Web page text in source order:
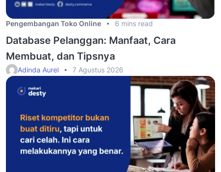
Pengembangan Toko Online 6 mins read
Database Pelanggan: Manfaat, Cara
Membuat, dan Tipsnya
Adinda Aurel 7 Agustus 2026